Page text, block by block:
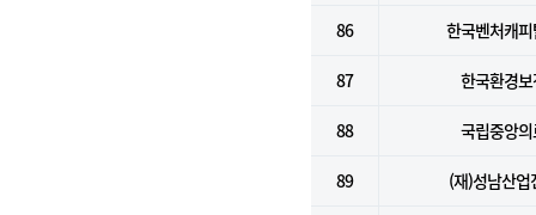
86 한국벤처캐
87 한국환경
88 국립중앙
89 (재)성남산업